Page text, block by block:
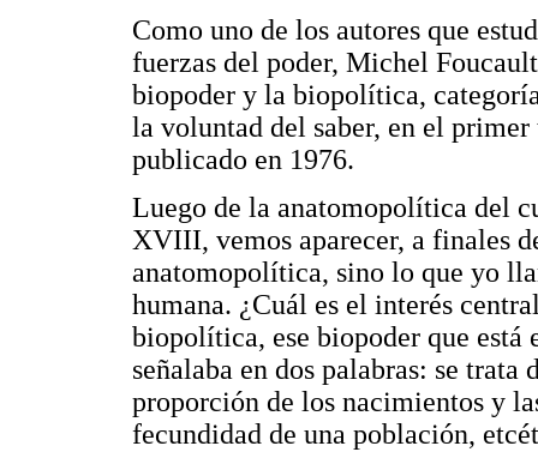
Como uno de los autores que
fuerzas del poder, Michel
biopoder y la biopolítica,
la voluntad del saber, en el
publicado en 1976.
Luego de la anatomopolítica del
XVIII, vemos aparecer, a finales
anatomopolítica, sino lo que yo
humana. ¿Cuál es el interés
biopolítica, ese biopoder que está
señalaba en dos palabras: se
proporción de los nacimientos y
fecundidad de una población,